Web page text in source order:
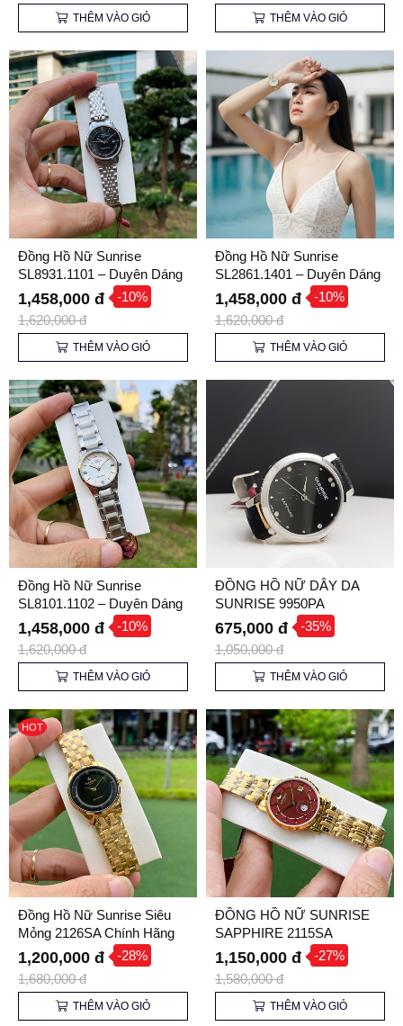
THÊM VÀO GIỎ THÊM VÀO GIỎ
Đồng Hồ Nữ Sunrise
SL8931.1101 – Duyên Dáng
và Thanh Lịch
1,458,000 đ -10%
1,620,000 đ
THÊM VÀO GIỎ
Đồng Hồ Nữ Sunrise
SL2861.1401 – Duyên Dáng
và Thanh Lịch
1,458,000 đ -10%
1,620,000 đ
THÊM VÀO GIỎ
Đồng Hồ Nữ Sunrise
SL8101.1102 – Duyên Dáng
và Thanh Lịch
1,458,000 đ -10%
1,620,000 đ
THÊM VÀO GIỎ
ĐỒNG HỒ NỮ DÂY DA
SUNRISE 9950PA
675,000 đ -35%
1,050,000 đ
THÊM VÀO GIỎ
HOT
Đồng Hồ Nữ Sunrise Siêu
Mỏng 2126SA Chính Hãng
1,200,000 đ -28%
1,680,000 đ
THÊM VÀO GIỎ
ĐỒNG HỒ NỮ SUNRISE
SAPPHIRE 2115SA
1,150,000 đ -27%
1,580,000 đ
THÊM VÀO GIỎ